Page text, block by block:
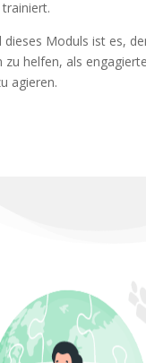
dieses Moduls ist es,
zu helfen, als
zu agieren.